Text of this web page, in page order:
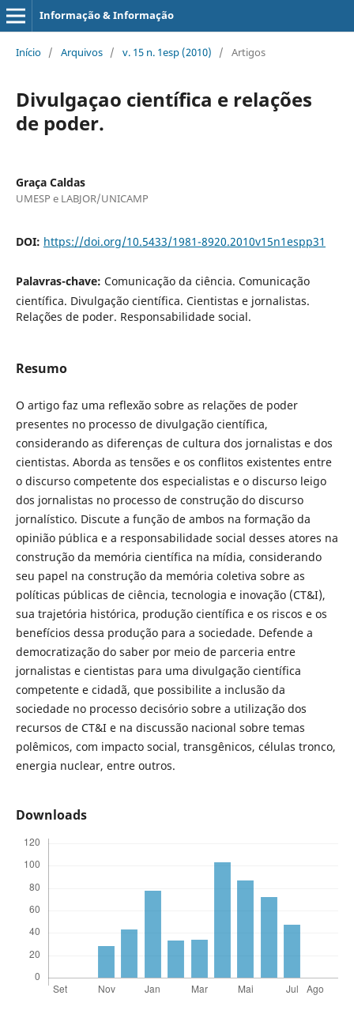
Informação & Informação
Início / Arquivos / v. 15 n. 1esp (2010) / Artigos
Divulgaçao científica e relações
de poder.
Graça Caldas
UMESP e LABJOR/UNICAMP
DOI: https://doi.org/10.5433/1981-8920.2010v15n1espp31
Palavras-chave: Comunicação da ciência. Comunicação
científica. Divulgação científica. Cientistas e jornalistas.
Relações de poder. Responsabilidade social.
Resumo
O artigo faz uma reflexão sobre as relações de poder
presentes no processo de divulgação científica,
considerando as diferenças de cultura dos jornalistas e dos
cientistas. Aborda as tensões e os conflitos existentes entre
o discurso competente dos especialistas e o discurso leigo
dos jornalistas no processo de construção do discurso
jornalístico. Discute a função de ambos na formação da
opinião pública e a responsabilidade social desses atores na
construção da memória científica na mídia, considerando
seu papel na construção da memória coletiva sobre as
políticas públicas de ciência, tecnologia e inovação (CT&I),
sua trajetória histórica, produção científica e os riscos e os
benefícios dessa produção para a sociedade. Defende a
democratização do saber por meio de parceria entre
jornalistas e cientistas para uma divulgação científica
competente e cidadã, que possibilite a inclusão da
sociedade no processo decisório sobre a utilização dos
recursos de CT&I e na discussão nacional sobre temas
polêmicos, com impacto social, transgênicos, células tronco,
energia nuclear, entre outros.
Downloads